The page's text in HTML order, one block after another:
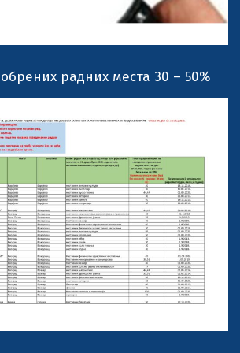
радних места 30 – 50%